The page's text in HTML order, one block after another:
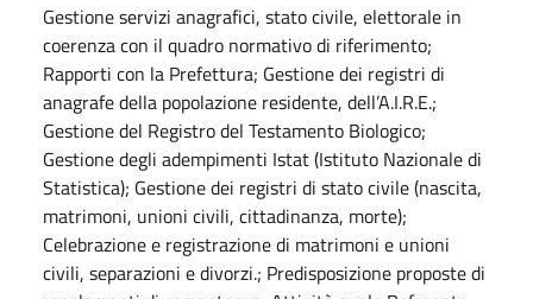
Gestione servizi anagrafici, stato civile, elettorale in
coerenza con il quadro normativo di riferimento;
Rapporti con la Prefettura; Gestione dei registri di
anagrafe della popolazione residente, dell’A.I.R.E.;
Gestione del Registro del Testamento Biologico;
Gestione degli adempimenti Istat (Istituto Nazionale di
Statistica); Gestione dei registri di stato civile (nascita,
matrimoni, unioni civili, cittadinanza, morte);
Celebrazione e registrazione di matrimoni e unioni
civili, separazioni e divorzi.; Predisposizione proposte di